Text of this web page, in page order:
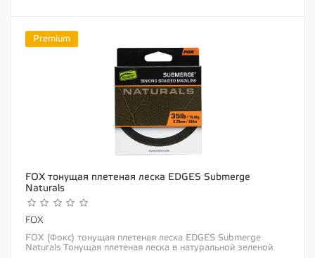
Premium
FOX тонущая плетеная леска EDGES Submerge
Naturals
FOX
FOX (Фокс) тонущая плетеная леска EDGES Submerge
Naturals Тонущая плетеная леска в натуральной зеленой